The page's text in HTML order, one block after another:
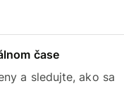
čase
a sledujte, ako sa